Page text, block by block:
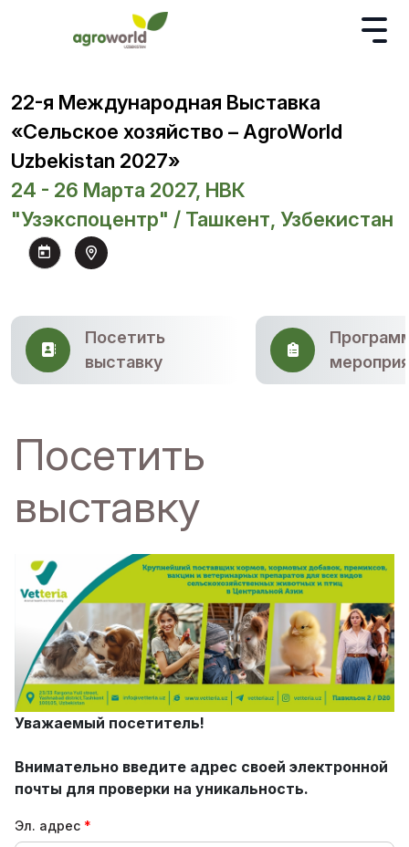
22-я Международная Выставка
«Сельское хозяйство – AgroWorld
Uzbekistan 2027»
24 - 26 Марта 2027, НВК
"Узэкспоцентр" / Ташкент, Узбекистан
Посетить
выставку
Посетить
выставку
Уважаемый посетитель!
Внимательно введите адрес своей электронной
почты для проверки на уникальность.
Эл. адрес